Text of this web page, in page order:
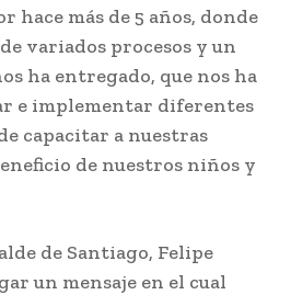
hace más de 5 años, donde
variados procesos y un
ha entregado, que nos ha
e implementar diferentes
capacitar a nuestras
de nuestros niños y
de Santiago, Felipe
un mensaje en el cual